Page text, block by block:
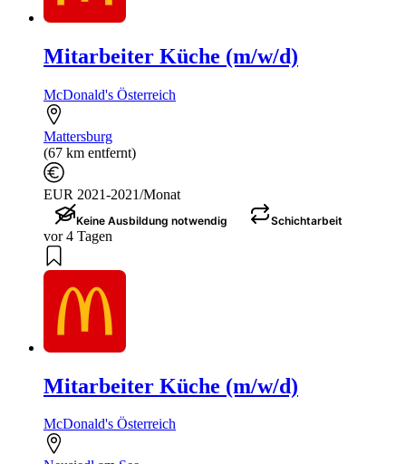
Mitarbeiter Küche (m/w/d)
McDonald's Österreich
Mattersburg
(67 km entfernt)
EUR 2021-2021/Monat
Keine Ausbildung notwendig Schichtarbeit
vor 4 Tagen
Mitarbeiter Küche (m/w/d)
McDonald's Österreich